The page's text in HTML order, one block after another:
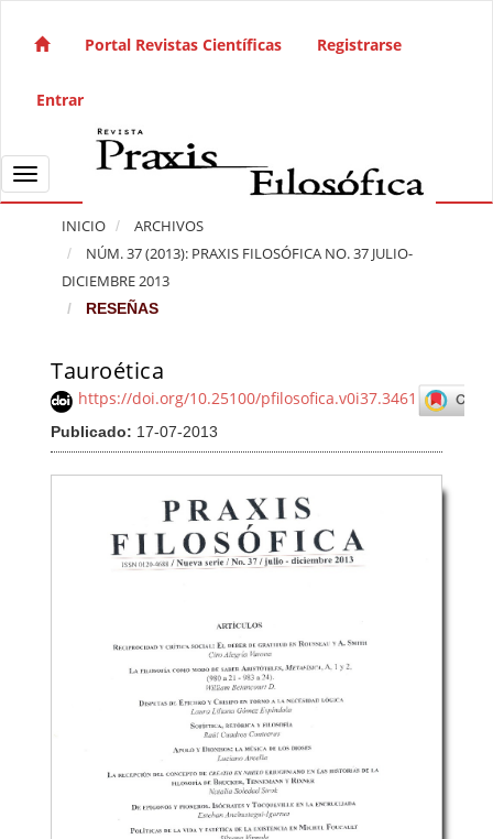
Navegación principal
Barra lateral
Portal Revistas Científicas Registrarse
Entrar
Toggle navigation
INICIO
ARCHIVOS
NÚM. 37 (2013): PRAXIS FILOSÓFICA NO. 37 JULIO-
DICIEMBRE 2013
RESEÑAS
Tauroética
https://doi.org/10.25100/pfilosofica.v0i37.3461
Publicado: 17-07-2013
Barra lateral del artículo